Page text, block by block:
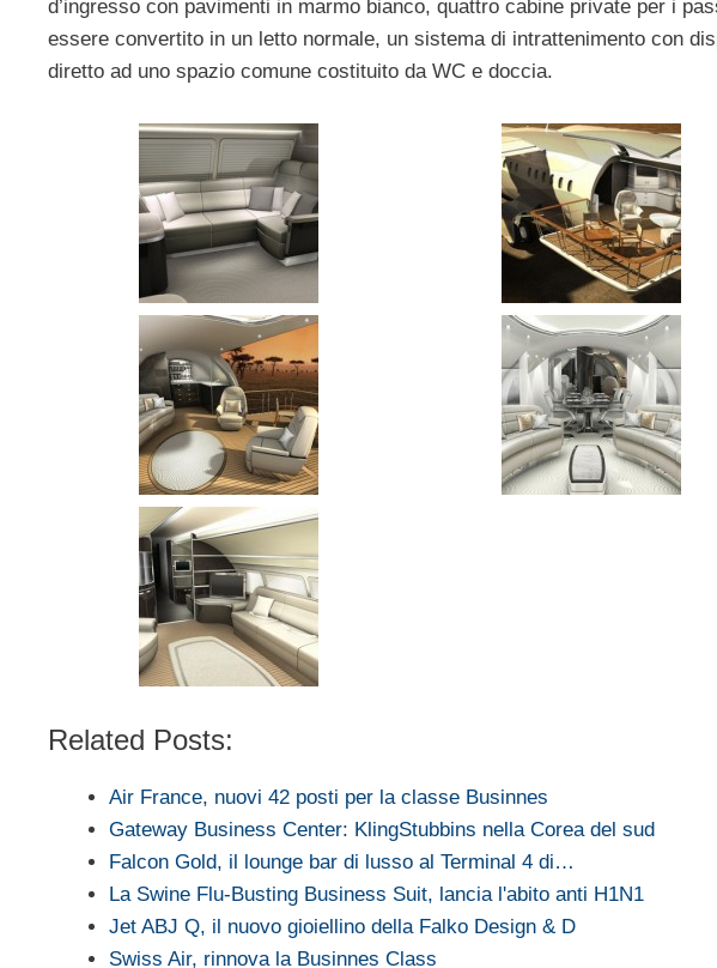
d’ingresso con pavimenti in marmo bianco, quattro cabine private per i
essere convertito in un letto normale, un sistema di intrattenimento con
diretto ad uno spazio comune costituito da WC e doccia.
Related Posts:
Air France, nuovi 42 posti per la classe Businnes
Gateway Business Center: KlingStubbins nella Corea del sud
Falcon Gold, il lounge bar di lusso al Terminal 4 di…
La Swine Flu-Busting Business Suit, lancia l'abito anti H1N1
Jet ABJ Q, il nuovo gioiellino della Falko Design & D
Swiss Air, rinnova la Businnes Class